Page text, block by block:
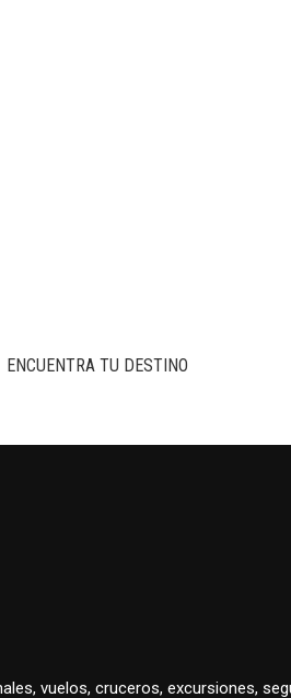
ENCUENTRA TU DESTINO
vuelos, cruceros, excursiones,